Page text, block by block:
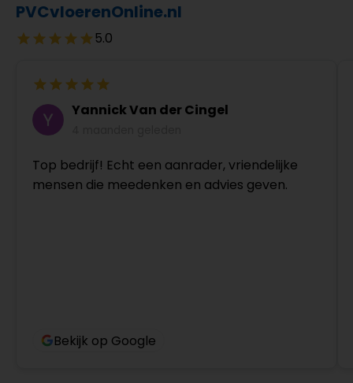
PVCvloerenOnline.nl
5.0
Yannick Van der Cingel
Top bedrijf! Echt een aanrader, vriendelijke
mensen die meedenken en advies geven.
Bekijk op Google